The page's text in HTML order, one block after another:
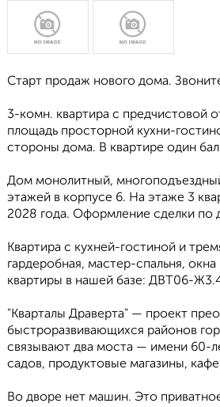
Старт продаж нового дома.
3-комн. квартира с предчистовой
площадь просторной кухни-
стороны дома. В квартире один
Дом монолитный,
этажей в корпусе 6. На этаже 3
2028 года. Оформление сделки по
Квартира с кухней-гостиной и
гардеробная, мастер-спальня,
квартиры в нашей базе: ДВТ06-
"Кварталы Драверта" — проект
быстроразвивающихся районов
связывают два моста — имени 60-
садов, продуктовые магазины,
Во дворе нет машин. Это